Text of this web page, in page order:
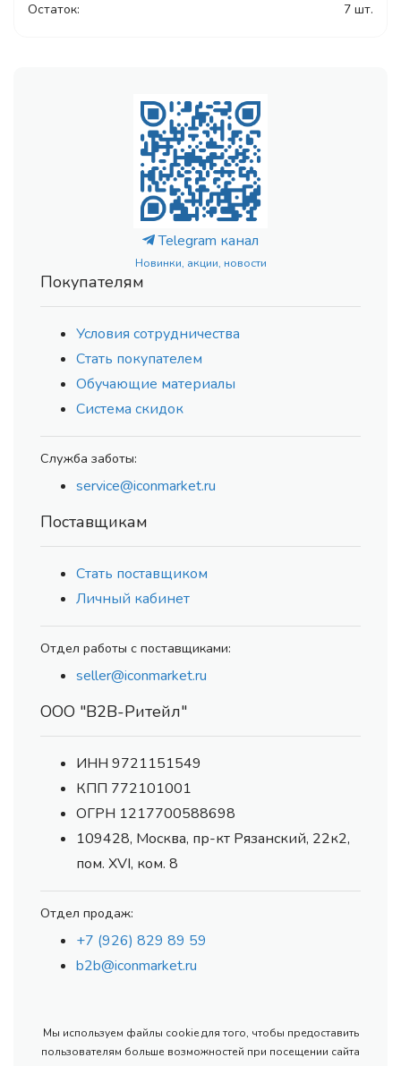
Остаток:
7 шт.
Telegram канал
Новинки, акции, новости
Покупателям
Условия сотрудничества
Стать покупателем
Обучающие материалы
Система скидок
Служба заботы:
service@iconmarket.ru
Поставщикам
Стать поставщиком
Личный кабинет
Отдел работы с поставщиками:
seller@iconmarket.ru
ООО "В2В-Ритейл"
ИНН 9721151549
КПП 772101001
ОГРН 1217700588698
109428, Москва, пр-кт Рязанский, 22к2,
пом. XVI, ком. 8
Отдел продаж:
+7 (926) 829 89 59
b2b@iconmarket.ru
Мы используем файлы cookie для того, чтобы предоставить
пользователям больше возможностей при посещении сайта